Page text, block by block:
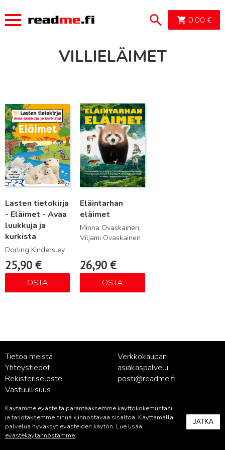
0,00 €
VILLIELÄIMET
Lasten tietokirja
- Eläimet - Avaa
luukkuja ja
kurkista
Dorling Kindersley
25,90 €
OSTA
Lue lisää
Eläintarhan
eläimet
Minna Ovaskainen,
Viljami Ovaskainen
26,90€
OSTA
Lue lisää
Tietoa meistä
Yhteystiedot
Rekisteriseloste
Vastuullisuus
Verkkokaupan
asiakaspalvelu:
posti@readme.fi
Kustantamon asiakaspalvelu:
palvelu@readme.fi
Käytämme evästeitä parantaaksemme käyttökokemustasi
ja tarjotaksemme sinua kiinnostavaa sisältöä. Käyttämällä
palvelua hyväksyt evästeiden käytön. Lue lisää
evästekäytännöstämme.
JATKA